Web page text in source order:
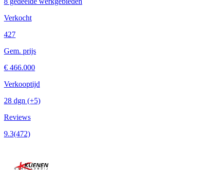
Verkocht
427
Gem. prijs
€ 466.000
Verkooptijd
28 dgn (+5)
Reviews
9.3(472)